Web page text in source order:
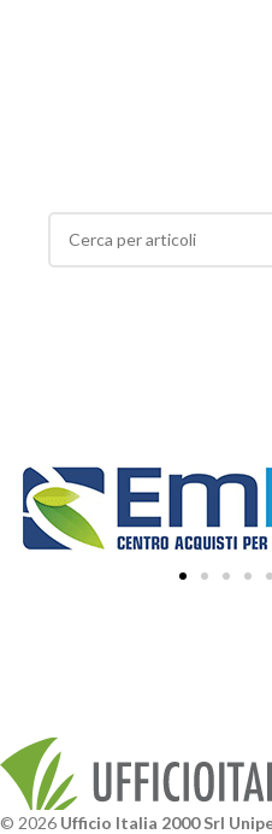
© 2026 Ufficio Italia 2000 Srl